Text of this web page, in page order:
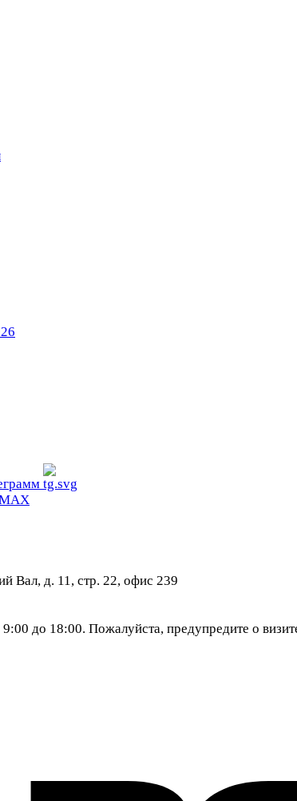
МАХ
Вал, д. 11, стр. 22, офис 239
до 18:00. Пожалуйста, предупредите о